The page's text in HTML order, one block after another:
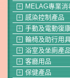
＋ MELAG專業消
＋ 感染控制產品
＋ 手動及電動復
＋ 輪椅及助行用
＋ 浴室及坐廁產品
＋ 客廳用品
＋ 保健產品